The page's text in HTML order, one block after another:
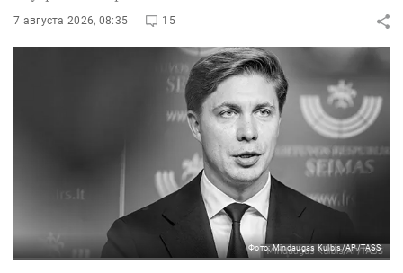
7 августа 2026, 08:35 15
Фото: Mindaugas Kulbis/AP/TASS